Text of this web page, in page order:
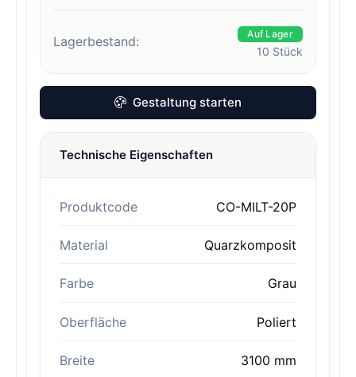
Lagerbestand: Auf Lager
10 Stück
Gestaltung starten
Technische Eigenschaften
Produktcode CO-MILT-20P
Material Quarzkomposit
Farbe Grau
Oberfläche Poliert
Breite 3100 mm